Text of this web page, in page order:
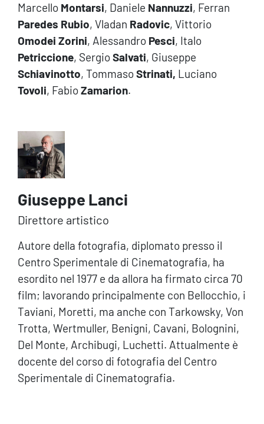
Marcello Montarsi, Daniele Nannuzzi, Ferran
Paredes Rubio, Vladan Radovic, Vittorio
Omodei Zorini, Alessandro Pesci, Italo
Petriccione, SergioSalvati, Giuseppe
Schiavinotto, TommasoStrinati, Luciano
Tovoli, FabioZamarion.
Giuseppe Lanci
Direttore artistico
Autore della fotografia, diplomato presso il
Centro Sperimentale di Cinematografia, ha
esordito nel 1977 e da allora ha firmato circa 70
film; lavorando principalmente con Bellocchio, i
Taviani, Moretti, ma anche con Tarkowsky, Von
Trotta, Wertmuller, Benigni, Cavani, Bolognini,
Del Monte, Archibugi, Luchetti. Attualmente è
docente del corso di fotografia del Centro
Sperimentale di Cinematografia.